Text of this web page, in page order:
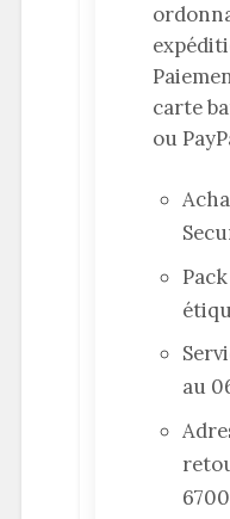
carte
ou
au